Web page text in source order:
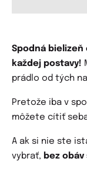
Spodná bielizeň
každej postavy!
prádlo od tých
Pretože iba v
môžete cítiť
A ak si nie ste
vybrať, bez